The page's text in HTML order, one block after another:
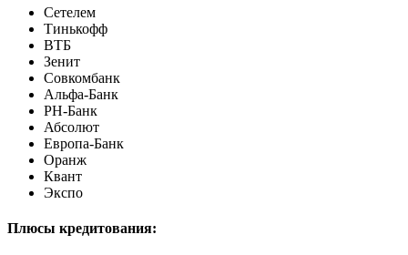
Сетелем
Тинькофф
ВТБ
Зенит
Совкомбанк
Альфа-Банк
РН-Банк
Абсолют
Европа-Банк
Оранж
Квант
Экспо
Плюсы кредитования: